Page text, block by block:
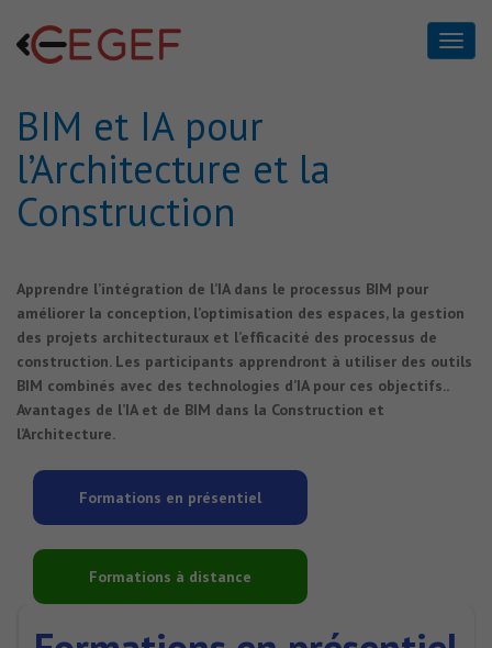
BIM et IA pour
l’Architecture et la
Construction
BIM et IA pour
l’Architecture et la
Construction
Apprendre l’intégration de l’IA dans le processus BIM pour
améliorer la conception, l’optimisation des espaces, la gestion
des projets architecturaux et l’efficacité des processus de
construction. Les participants apprendront à utiliser des outils
BIM combinés avec des technologies d’IA pour ces objectifs..
Avantages de l’IA et de BIM dans la Construction et
l’Architecture.
Formations en présentiel
Formations à distance